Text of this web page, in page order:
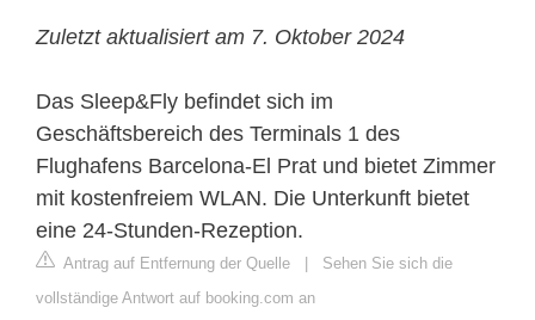
Zuletzt aktualisiert am 7. Oktober 2024
Das Sleep&Fly befindet sich im
Geschäftsbereich des Terminals 1 des
Flughafens Barcelona-El Prat und bietet Zimmer
mit kostenfreiem WLAN. Die Unterkunft bietet
eine 24-Stunden-Rezeption.
Antrag auf Entfernung der Quelle
Sehen Sie sich die
vollständige Antwort auf booking.com an